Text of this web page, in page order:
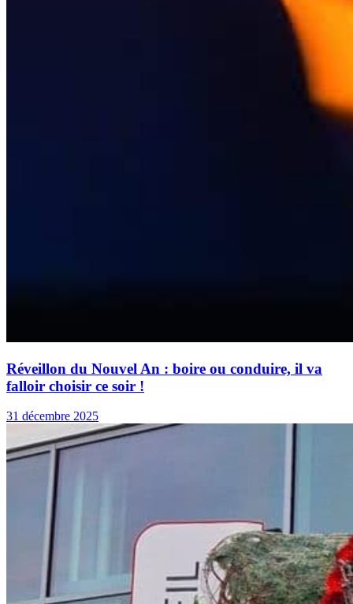
Réveillon du Nouvel An : boire ou conduire, il va
falloir choisir ce soir !
31 décembre 2025